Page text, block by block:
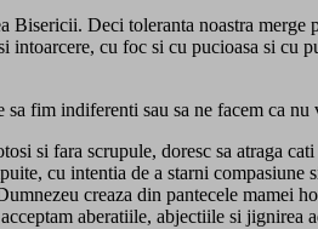
Deci toleranta noastra merge
cu foc si cu pucioasa si cu
fim indiferenti sau sa ne facem ca nu
si fara scrupule, doresc sa atraga
cu intentia de a starni compasiune
creaza din pantecele mamei
aberatiile, abjectiile si jignirea